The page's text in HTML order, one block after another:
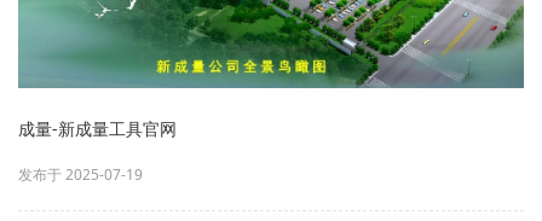
成量-新成量工具官网
发布于 2025-07-19